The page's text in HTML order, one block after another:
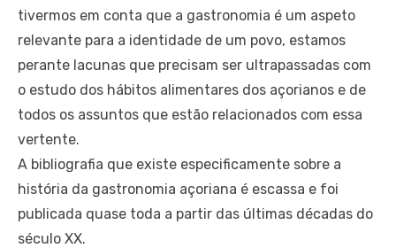
tivermos em conta que a gastronomia é um aspeto
relevante para a identidade de um povo, estamos
perante lacunas que precisam ser ultrapassadas com
o estudo dos hábitos alimentares dos açorianos e de
todos os assuntos que estão relacionados com essa
vertente.
A bibliografia que existe especificamente sobre a
história da gastronomia açoriana é escassa e foi
publicada quase toda a partir das últimas décadas do
século XX.